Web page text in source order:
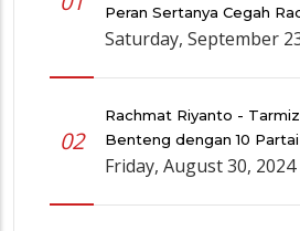
Peran Sertanya Cegah
Saturday, September
02
Rachmat Riyanto -
Benteng dengan 10
Friday, August 30, 2024